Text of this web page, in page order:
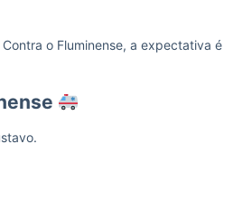
o Fluminense, a expectativa é